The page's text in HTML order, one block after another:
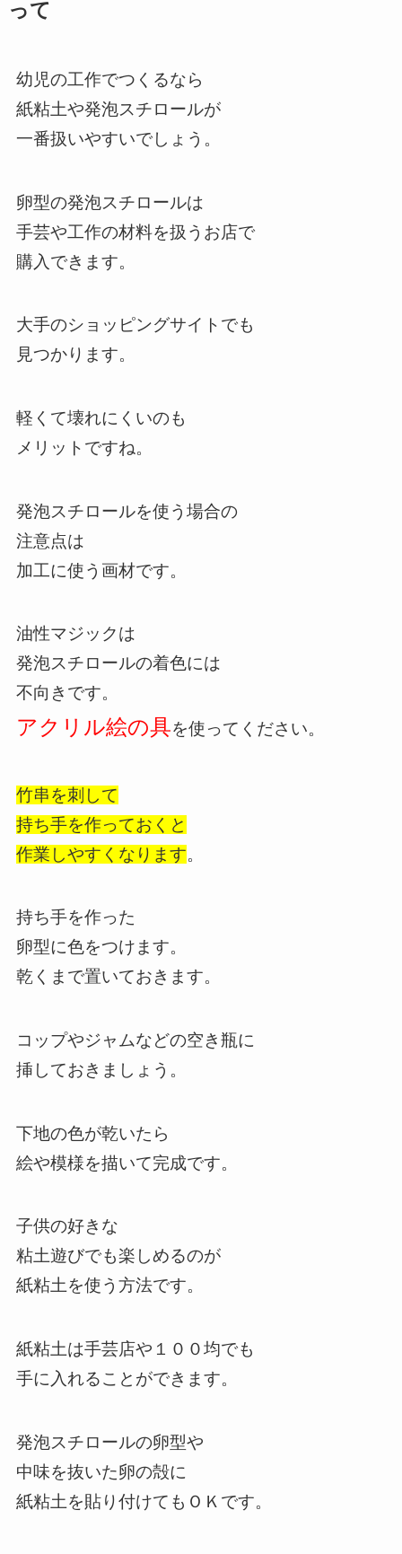
って
幼児の工作でつくるなら
紙粘土や発泡スチロールが
一番扱いやすいでしょう。
卵型の発泡スチロールは
手芸や工作の材料を扱うお店で
購入できます。
大手のショッピングサイトでも
見つかります。
軽くて壊れにくいのも
メリットですね。
発泡スチロールを使う場合の
注意点は
加工に使う画材です。
油性マジックは
発泡スチロールの着色には
不向きです。
アクリル絵の具を使ってください。
竹串を刺して
持ち手を作っておくと
作業しやすくなります。
持ち手を作った
卵型に色をつけます。
乾くまで置いておきます。
コップやジャムなどの空き瓶に
挿しておきましょう。
下地の色が乾いたら
絵や模様を描いて完成です。
子供の好きな
粘土遊びでも楽しめるのが
紙粘土を使う方法です。
紙粘土は手芸店や１００均でも
手に入れることができます。
発泡スチロールの卵型や
中味を抜いた卵の殻に
紙粘土を貼り付けてもＯＫです。